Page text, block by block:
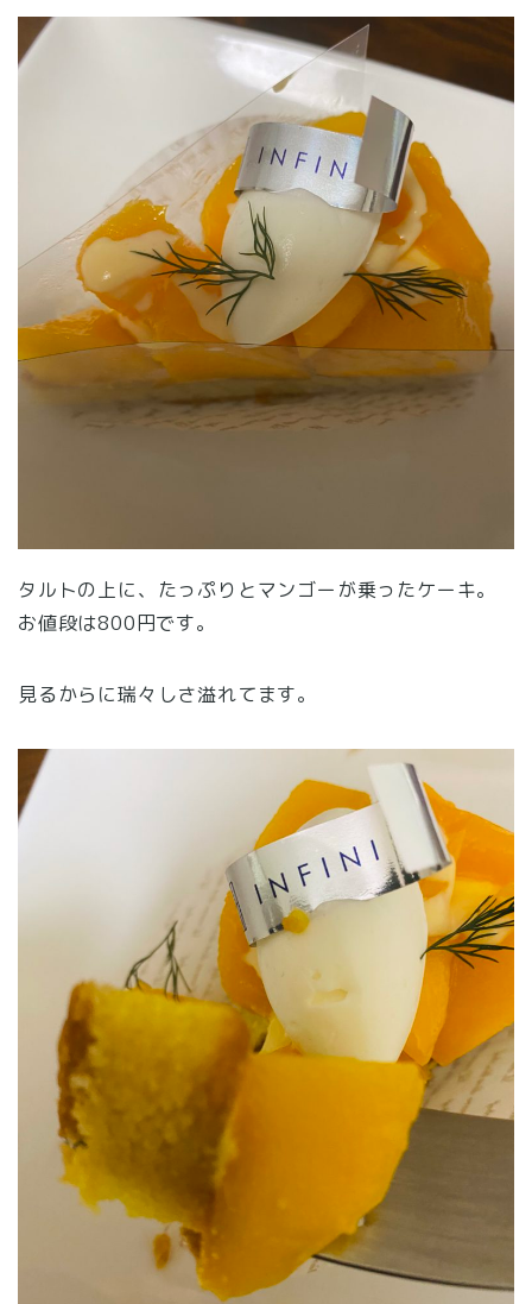
タルトの上に、たっぷりとマンゴーが乗ったケーキ。
お値段は800円です。
見るからに瑞々しさ溢れてます。